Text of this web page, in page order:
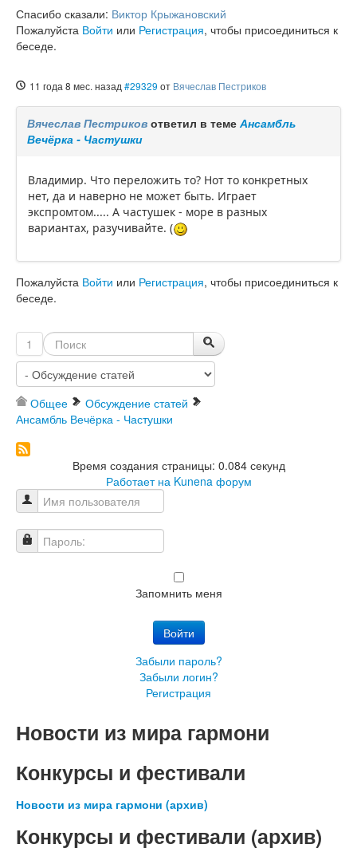
Спасибо сказали: Виктор Крыжановский
Пожалуйста Войти или Регистрация, чтобы присоединиться к
беседе.
11 года 8 мес. назад #29329 от Вячеслав Пестриков
Вячеслав Пестриков ответил в теме Ансамбль
Вечёрка - Частушки
Владимир. Что переложить то? Нот то конкретных
нет, да и наверно не может быть. Играет
экспромтом..... А частушек - море в разных
вариантах, разучивайте. (
Пожалуйста Войти или Регистрация, чтобы присоединиться к
беседе.
1
Общее
Обсуждение статей
Ансамбль Вечёрка - Частушки
Время создания страницы: 0.084 секунд
Работает на Kunena форум
Имя пользователя
Пароль:
Запомнить меня
Войти
Забыли пароль?
Забыли логин?
Регистрация
Новости из мира гармони
Конкурсы и фестивали
Новости из мира гармони (архив)
Конкурсы и фестивали (архив)